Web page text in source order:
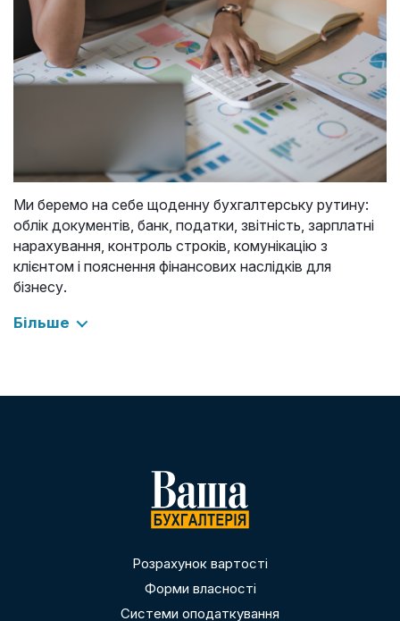
Ми беремо на себе щоденну бухгалтерську рутину:
облік документів, банк, податки, звітність, зарплатні
нарахування, контроль строків, комунікацію з
клієнтом і пояснення фінансових наслідків для
бізнесу.
Більше
Розрахунок вартості
Форми власності
Системи оподаткування